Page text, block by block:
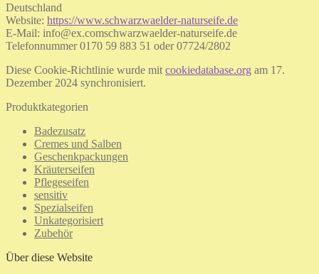
Deutschland
Website: https://www.schwarzwaelder-naturseife.de
E-Mail: info@ex.comschwarzwaelder-naturseife.de
Telefonnummer 0170 59 883 51 oder 07724/2802
Diese Cookie-Richtlinie wurde mit cookiedatabase.org am 17.
Dezember 2024 synchronisiert.
Produktkategorien
Badezusatz
Cremes und Salben
Geschenkpackungen
Kräuterseifen
Pflegeseifen
sensitiv
Spezialseifen
Unkategorisiert
Zubehör
Über diese Website